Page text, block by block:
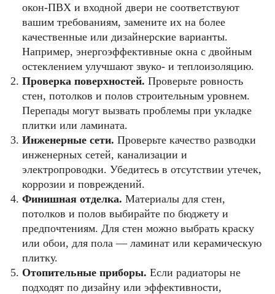
окон-ПВХ и входной двери не соответствуют
вашим требованиям, замените их на более
качественные или дизайнерские варианты.
Например, энергоэффективные окна с двойным
остеклением улучшают звуко- и теплоизоляцию.
Проверка поверхностей. Проверьте ровность
стен, потолков и полов строительным уровнем.
Перепады могут вызвать проблемы при укладке
плитки или ламината.
Инженерные сети. Проверьте качество разводки
инженерных сетей, канализации и
электропроводки. Убедитесь в отсутствии утечек,
коррозии и повреждений.
Финишная отделка. Материалы для стен,
потолков и полов выбирайте по бюджету и
предпочтениям. Для стен можно выбрать краску
или обои, для пола — ламинат или керамическую
плитку.
Отопительные приборы. Если радиаторы не
подходят по дизайну или эффективности,